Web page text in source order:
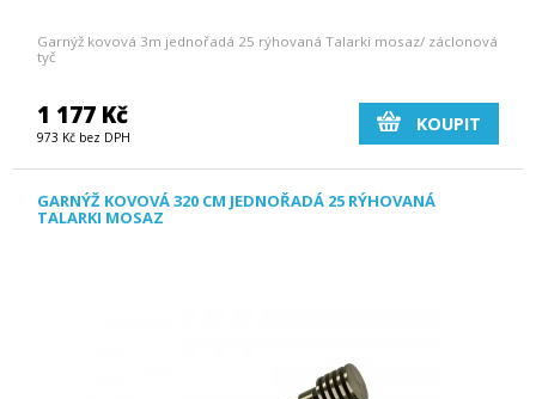
Garnýž kovová 3m jednořadá 25 rýhovaná Talarki mosaz/ záclonová
tyč
1 177 Kč
973 Kč bez DPH
KOUPIT
GARNÝŽ KOVOVÁ 320 CM JEDNOŘADÁ 25 RÝHOVANÁ
TALARKI MOSAZ